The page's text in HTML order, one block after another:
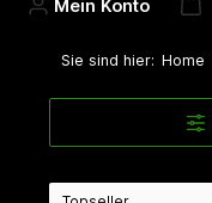
Mein Konto
Sie sind hier: Home